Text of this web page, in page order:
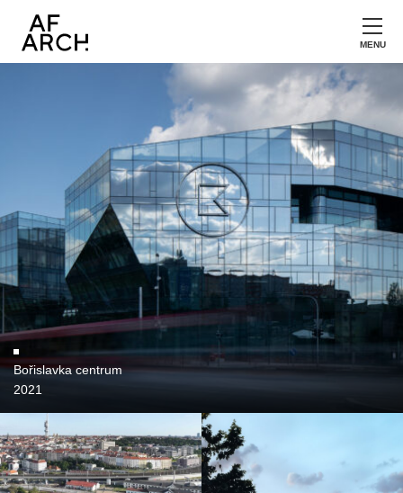
Bořislavka centrum
2021